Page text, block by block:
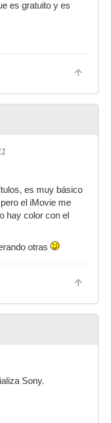
es gratuito y es
es muy básico
el iMovie me
hay color con el
otras
Sony.